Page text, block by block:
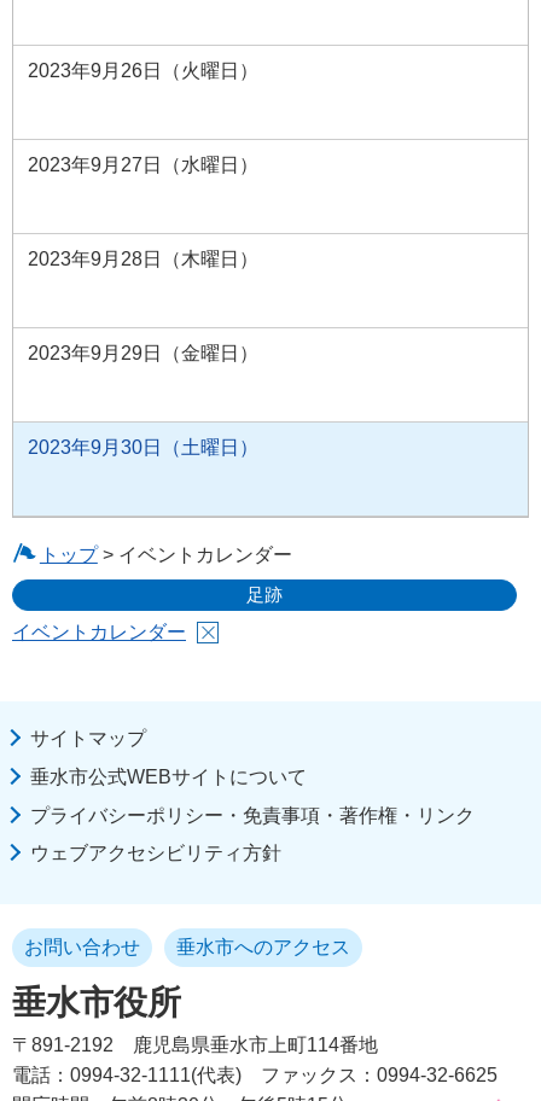
2023年9月26日（火曜日）
2023年9月27日（水曜日）
2023年9月28日（木曜日）
2023年9月29日（金曜日）
2023年9月30日（土曜日）
トップ> イベントカレンダー
足跡
イベントカレンダー
サイトマップ
垂水市公式WEBサイトについて
プライバシーポリシー・免責事項・著作権・リンク
ウェブアクセシビリティ方針
垂水市役所
お問い合わせ 垂水市へのアクセス
〒891-2192
鹿児島県垂水市上町114番地
電話：0994-32-1111(代表)
ファックス：0994-32-6625